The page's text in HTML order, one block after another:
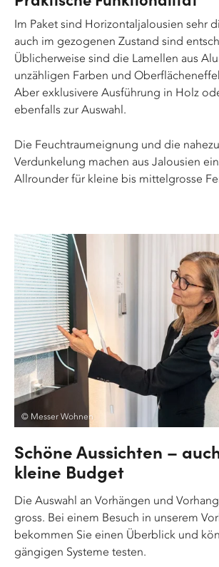
Im Paket sind Horizontaljalousien sehr
auch im gezogenen Zustand sind
Üblicherweise sind die Lamellen aus
unzähligen Farben und
Aber exklusivere Ausführung in Holz
ebenfalls zur Auswahl.
Die Feuchtraumeignung und die
Verdunkelung machen aus Jalousien
Allrounder für kleine bis mittelgrosse
© Messer Wohnen
Schöne Aussichten –
kleine Budget
Die Auswahl an Vorhängen und
gross. Bei einem Besuch in unserem
bekommen Sie einen Überblick und
gängigen Systeme testen.